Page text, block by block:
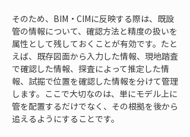
そのため、BIM・CIMに反映する際は、既設
管の情報について、確認方法と精度の扱いを
属性として残しておくことが有効です。たと
えば、既存図面から入力した情報、現地踏査
で確認した情報、探査によって推定した情
報、試掘で位置を確認した情報を分けて管理
します。ここで大切なのは、単にモデル上に
管を配置するだけでなく、その根拠を後から
追えるようにすることです。